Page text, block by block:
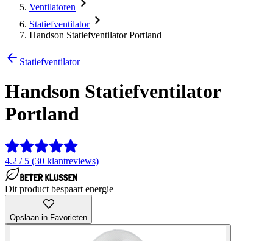
Ventilatoren
Statiefventilator
Handson Statiefventilator Portland
Statiefventilator
Handson Statiefventilator
Portland
4.2 / 5 (30 klantreviews)
Dit product bespaart energie
Opslaan in Favorieten